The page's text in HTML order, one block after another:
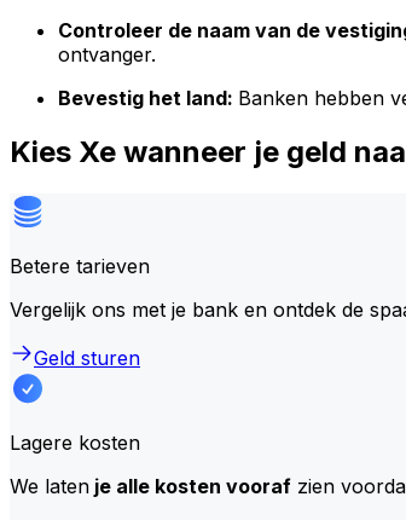
Controleer de naam van de
ontvanger.
Bevestig het land: Banken hebben
Kies Xe wanneer je geld
Betere tarieven
Vergelijk ons met je bank en ontdek de
Geld sturen
Lagere kosten
We laten je alle kosten vooraf zien